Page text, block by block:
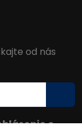
od nás